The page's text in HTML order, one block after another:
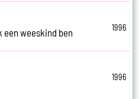
een weeskind ben
1996
1996